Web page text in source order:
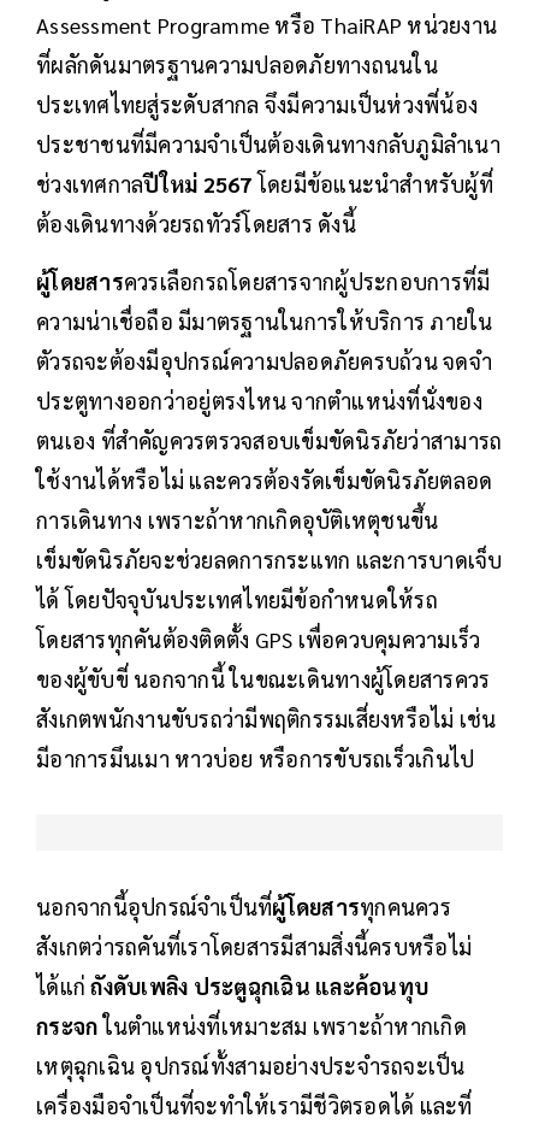
Assessment Programme หรือ ThaiRAP หน่วยงาน
ที่ผลักดันมาตรฐานความปลอดภัยทางถนนใน
ประเทศไทยสู่ระดับสากล จึงมีความเป็นห่วงพี่น้อง
ประชาชนที่มีความจำเป็นต้องเดินทางกลับภูมิลำเนา
ช่วงเทศกาลปีใหม่ 2567โดยมีข้อแนะนำสำหรับผู้ที่
ต้องเดินทางด้วยรถทัวร์โดยสาร ดังนี้
ผู้โดยสารควรเลือกรถโดยสารจากผู้ประกอบการที่มี
ความน่าเชื่อถือ มีมาตรฐานในการให้บริการ ภายใน
ตัวรถจะต้องมีอุปกรณ์ความปลอดภัยครบถ้วน จดจำ
ประตูทางออกว่าอยู่ตรงไหน จากตำแหน่งที่นั่งของ
ตนเอง ที่สำคัญควรตรวจสอบเข็มขัดนิรภัยว่าสามารถ
ใช้งานได้หรือไม่ และควรต้องรัดเข็มขัดนิรภัยตลอด
การเดินทาง เพราะถ้าหากเกิดอุบัติเหตุชนขึ้น
เข็มขัดนิรภัยจะช่วยลดการกระแทก และการบาดเจ็บ
ได้ โดยปัจจุบันประเทศไทยมีข้อกำหนดให้รถ
โดยสารทุกคันต้องติดตั้ง GPS เพื่อควบคุมความเร็ว
ของผู้ขับขี่ นอกจากนี้ ในขณะเดินทางผู้โดยสารควร
สังเกตพนักงานขับรถว่ามีพฤติกรรมเสี่ยงหรือไม่ เช่น
มีอาการมึนเมา หาวบ่อย หรือการขับรถเร็วเกินไป
นอกจากนี้อุปกรณ์จำเป็นที่ผู้โดยสารทุกคนควร
สังเกตว่ารถคันที่เราโดยสารมีสามสิ่งนี้ครบหรือไม่
ได้แก่ถังดับเพลิง ประตูฉุกเฉิน และค้อนทุบ
กระจกในตำแหน่งที่เหมาะสม เพราะถ้าหากเกิด
เหตุฉุกเฉิน อุปกรณ์ทั้งสามอย่างประจำรถจะเป็น
เครื่องมือจำเป็นที่จะทำให้เรามีชีวิตรอดได้ และที่